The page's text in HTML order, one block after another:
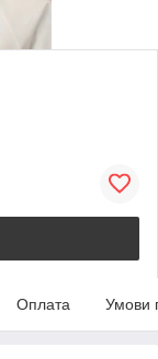
Оплата Умови